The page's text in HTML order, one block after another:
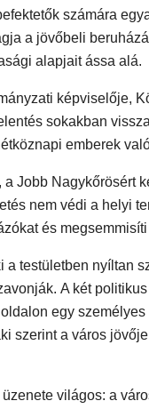
számára
a jövőbeli
alapjait ássa alá.
képviselője,
sokakban
emberek
Jobb Nagykőrösért
nem védi a helyi
és
a testületben nyíltan
A két
egy
szerint a város
világos: a